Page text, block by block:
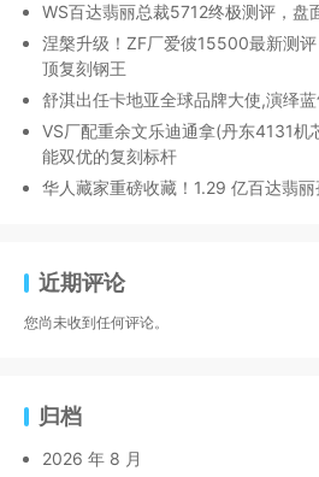
WS百达翡丽总裁5712终极测评，盘
涅槃升级！ZF厂爱彼15500最新测
顶复刻钢王
舒淇出任卡地亚全球品牌大使,演绎
VS厂配重余文乐迪通拿(丹东4131机
能双优的复刻标杆
华人藏家重磅收藏！1.29 亿百达翡
近期评论
您尚未收到任何评论。
归档
2026 年 8 月